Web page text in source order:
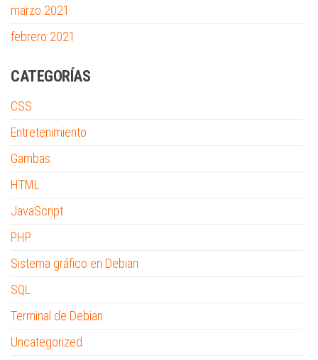
marzo 2021
febrero 2021
CATEGORÍAS
CSS
Entretenimiento
Gambas
HTML
JavaScript
PHP
Sistema gráfico en Debian
SQL
Terminal de Debian
Uncategorized